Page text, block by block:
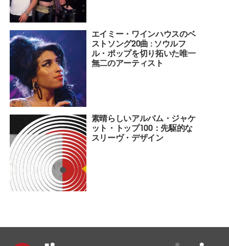
エイミー・ワインハウスのベ
ストソング20曲 : ソウルフ
ル・ポップを切り拓いた唯一
無二のアーティスト
素晴らしいアルバム・ジャケ
ット・トップ100：先駆的な
スリーヴ・デザイン